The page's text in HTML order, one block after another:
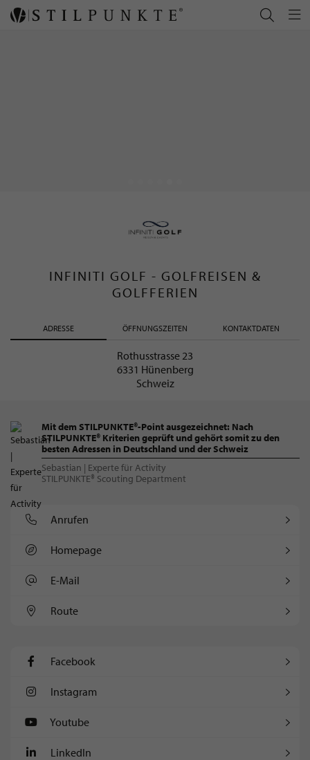
INFINITI GOLF - GOLFREISEN &
GOLFFERIEN
ADRESSE ÖFFNUNGSZEITEN KONTAKTDATEN
Rothusstrasse 23
6331 Hünenberg
Schweiz
Mit dem STILPUNKTE®-Point ausgezeichnet: Nach
STILPUNKTE® Kriterien geprüft und gehört somit zu den
besten Adressen in Deutschland und der Schweiz
Sebastian | Experte für Activity
STILPUNKTE® Scouting Department
Anrufen
Homepage
E-Mail
Route
Facebook
Instagram
Youtube
LinkedIn